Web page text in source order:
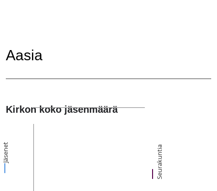
Aasia
Kirkon koko jäsenmäärä
Jäsenet Seurakuntia